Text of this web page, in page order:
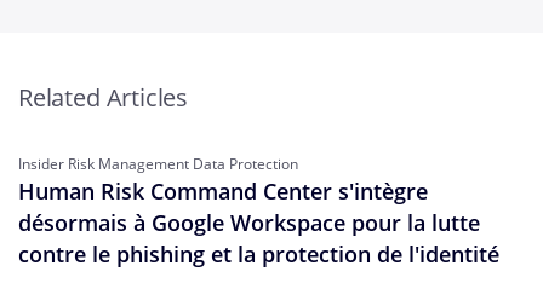
Related Articles
Insider Risk Management Data Protection
Human Risk Command Center s'intègre
désormais à Google Workspace pour la lutte
contre le phishing et la protection de l'identité